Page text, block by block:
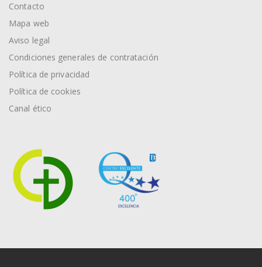
Contacto
Mapa web
Aviso legal
Condiciones generales de contratación
Política de privacidad
Política de cookies
Canal ético